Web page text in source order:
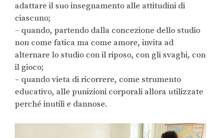
adattare il suo insegnamento alle attitudini di
ciascuno;
– quando, partendo dalla concezione dello studio
non come fatica ma come amore, invita ad
alternare lo studio con il riposo, con gli svaghi, con
il gioco;
– quando vieta di ricorrere, come strumento
educativo, alle punizioni corporali allora utilizzate
perché inutili e dannose.